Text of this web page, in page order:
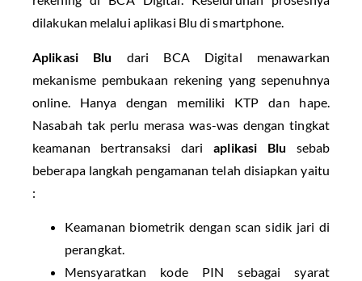
dilakukan melalui aplikasi Blu di smartphone.
Aplikasi Blu dari BCA Digital menawarkan
mekanisme pembukaan rekening yang sepenuhnya
online. Hanya dengan memiliki KTP dan hape.
Nasabah tak perlu merasa was-was dengan tingkat
keamanan bertransaksi dariaplikasi Blu sebab
beberapa langkah pengamanan telah disiapkan yaitu
:
Keamanan biometrik dengan scan sidik jari di
perangkat.
Mensyaratkan kode PIN sebagai syarat